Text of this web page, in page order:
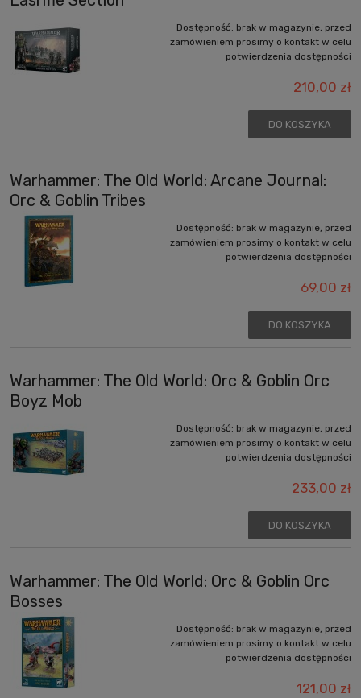
Dostępność: brak w magazynie, przed
zamówieniem prosimy o kontakt w celu
potwierdzenia dostępności
210,00 zł
DO KOSZYKA
Warhammer: The Old World: Arcane Journal:
Orc & Goblin Tribes
Dostępność: brak w magazynie, przed
zamówieniem prosimy o kontakt w celu
potwierdzenia dostępności
69,00 zł
DO KOSZYKA
Warhammer: The Old World: Orc & Goblin Orc
Boyz Mob
Dostępność: brak w magazynie, przed
zamówieniem prosimy o kontakt w celu
potwierdzenia dostępności
233,00 zł
DO KOSZYKA
Warhammer: The Old World: Orc & Goblin Orc
Bosses
Dostępność: brak w magazynie, przed
zamówieniem prosimy o kontakt w celu
potwierdzenia dostępności
121,00 zł